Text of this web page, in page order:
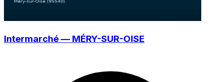
Intermarché — MÉRY-SUR-OISE